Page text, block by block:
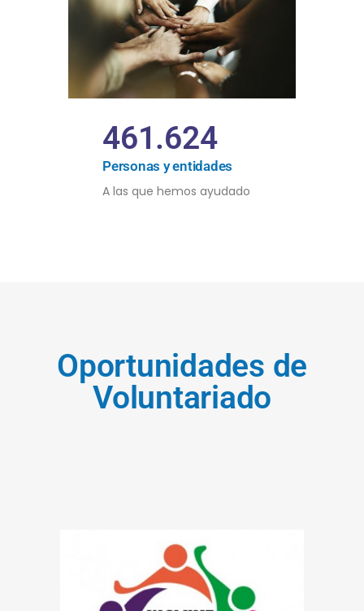
461.624
Personas y entidades
A las que hemos ayudado
Oportunidades de
Voluntariado